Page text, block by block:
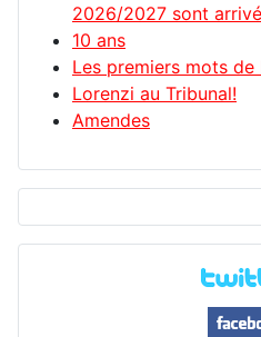
2026/2027 sont
10 ans
Les premiers mots de
Lorenzi au Tribunal!
Amendes